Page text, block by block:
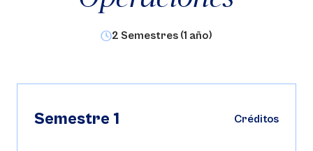
2 Semestres (1 año)
Semestre 1 Créditos